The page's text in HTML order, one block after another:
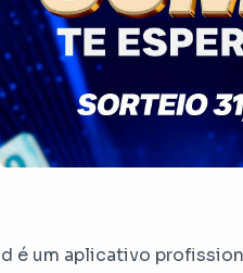
é um aplicativo